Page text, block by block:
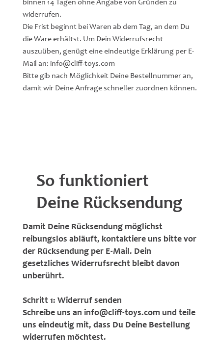
binnen 14 Tagen ohne Angabe von Gründen zu
widerrufen.
Die Frist beginnt bei Waren ab dem Tag, an dem Du
die Ware erhältst. Um Dein Widerrufsrecht
auszuüben, genügt eine eindeutige Erklärung per E-
Mail an: info@cliff-toys.com
Bitte gib nach Möglichkeit Deine Bestellnummer an,
damit wir Deine Anfrage schneller zuordnen können.
So funktioniert
Deine Rücksendung
Damit Deine Rücksendung möglichst
reibungslos abläuft, kontaktiere uns bitte vor
der Rücksendung per E-Mail. Dein
gesetzliches Widerrufsrecht bleibt davon
unberührt.
Schritt 1: Widerruf senden
Schreibe uns an info@cliff-toys.com und teile
uns eindeutig mit, dass Du Deine Bestellung
widerrufen möchtest.